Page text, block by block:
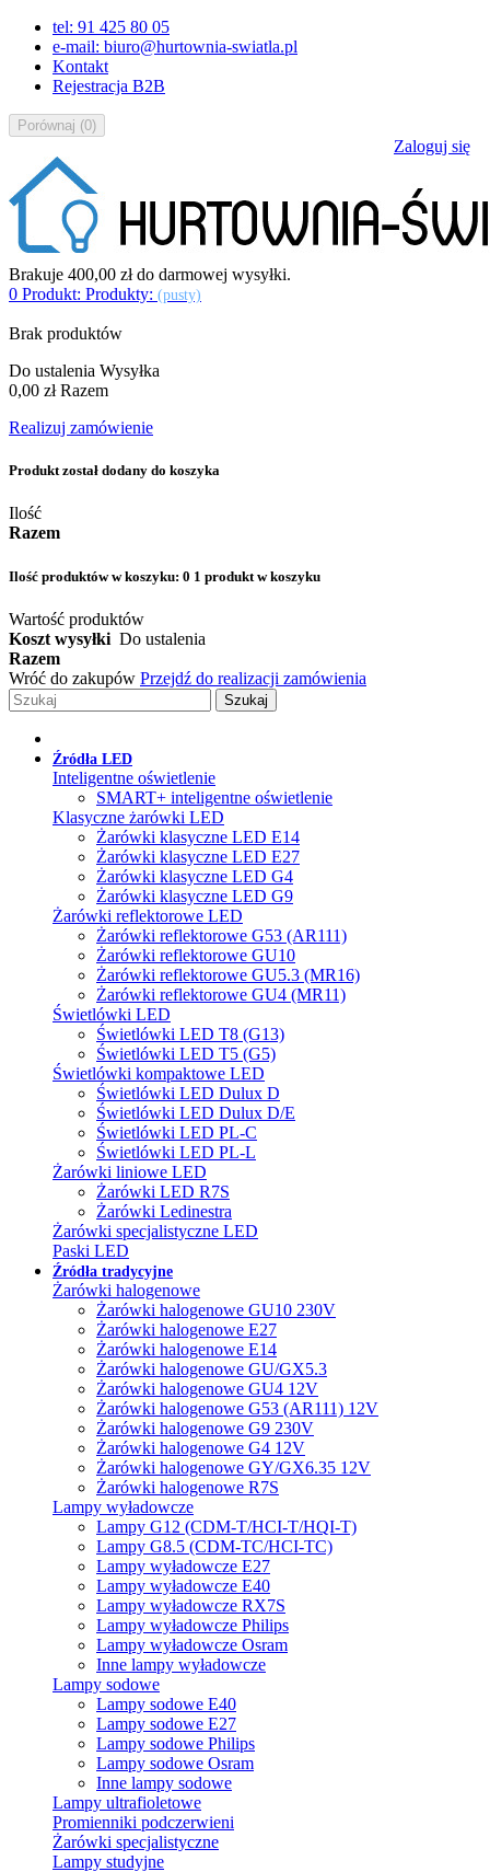
tel: 91 425 80 05
e-mail: biuro@hurtownia-swiatla.pl
Kontakt
Rejestracja B2B
Porównaj (0)
Zaloguj się
Brakuje 400,00 złdo darmowej wysyłki.
0 Produkt: Produkty: (pusty)
Brak produktów
Do ustalenia Wysyłka
0,00 zł Razem
Realizuj zamówienie
Produkt został dodany do koszyka
Ilość
Razem
Ilość produktów w koszyku: 0 1 produkt w koszyku
Wartość produktów
Koszt wysyłki Do ustalenia
Razem
Wróć do zakupów Przejdź do realizacji zamówienia
Szukaj
Źródła LED
Inteligentne oświetlenie
SMART+ inteligentne oświetlenie
Klasyczne żarówki LED
Żarówki klasyczne LED E14
Żarówki klasyczne LED E27
Żarówki klasyczne LED G4
Żarówki klasyczne LED G9
Żarówki reflektorowe LED
Żarówki reflektorowe G53 (AR111)
Żarówki reflektorowe GU10
Żarówki reflektorowe GU5.3 (MR16)
Żarówki reflektorowe GU4 (MR11)
Świetlówki LED
Świetlówki LED T8 (G13)
Świetlówki LED T5 (G5)
Świetlówki kompaktowe LED
Świetlówki LED Dulux D
Świetlówki LED Dulux D/E
Świetlówki LED PL-C
Świetlówki LED PL-L
Żarówki liniowe LED
Żarówki LED R7S
Żarówki Ledinestra
Żarówki specjalistyczne LED
Paski LED
Źródła tradycyjne
Żarówki halogenowe
Żarówki halogenowe GU10 230V
Żarówki halogenowe E27
Żarówki halogenowe E14
Żarówki halogenowe GU/GX5.3
Żarówki halogenowe GU4 12V
Żarówki halogenowe G53 (AR111) 12V
Żarówki halogenowe G9 230V
Żarówki halogenowe G4 12V
Żarówki halogenowe GY/GX6.35 12V
Żarówki halogenowe R7S
Lampy wyładowcze
Lampy G12 (CDM-T/HCI-T/HQI-T)
Lampy G8.5 (CDM-TC/HCI-TC)
Lampy wyładowcze E27
Lampy wyładowcze E40
Lampy wyładowcze RX7S
Lampy wyładowcze Philips
Lampy wyładowcze Osram
Inne lampy wyładowcze
Lampy sodowe
Lampy sodowe E40
Lampy sodowe E27
Lampy sodowe Philips
Lampy sodowe Osram
Inne lampy sodowe
Lampy ultrafioletowe
Promienniki podczerwieni
Żarówki specjalistyczne
Lampy studyjne